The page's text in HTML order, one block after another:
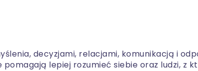
decyzjami, relacjami, komunikacją i
lepiej rozumieć siebie oraz ludzi, z